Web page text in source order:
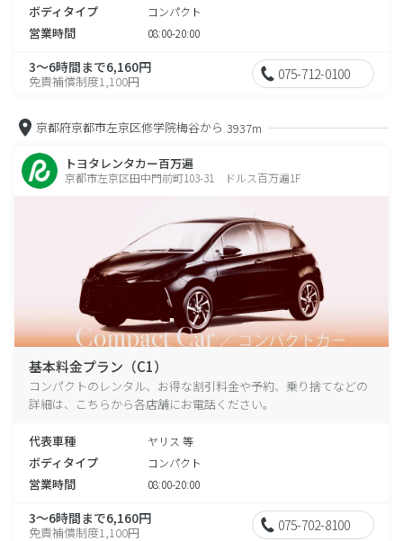
ボディタイプ コンパクト
営業時間 08:00-20:00
3～6時間まで6,160円
免責補償制度1,100円 075-712-0100
京都府京都市左京区修学院梅谷から 3937m
トヨタレンタカー百万遍
京都市左京区田中門前町103-31 ドルス百万遍1F
基本料金プラン（C1）
コンパクトのレンタル、お得な割引料金や予約、乗り捨てなどの
詳細は、こちらから各店舗にお電話ください。
代表車種 ヤリス 等
ボディタイプ コンパクト
営業時間 08:00-20:00
3～6時間まで6,160円
免責補償制度1,100円 075-702-8100